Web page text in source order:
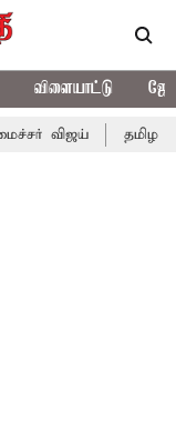
விளையாட்டு
தமிழக அரசியலில்